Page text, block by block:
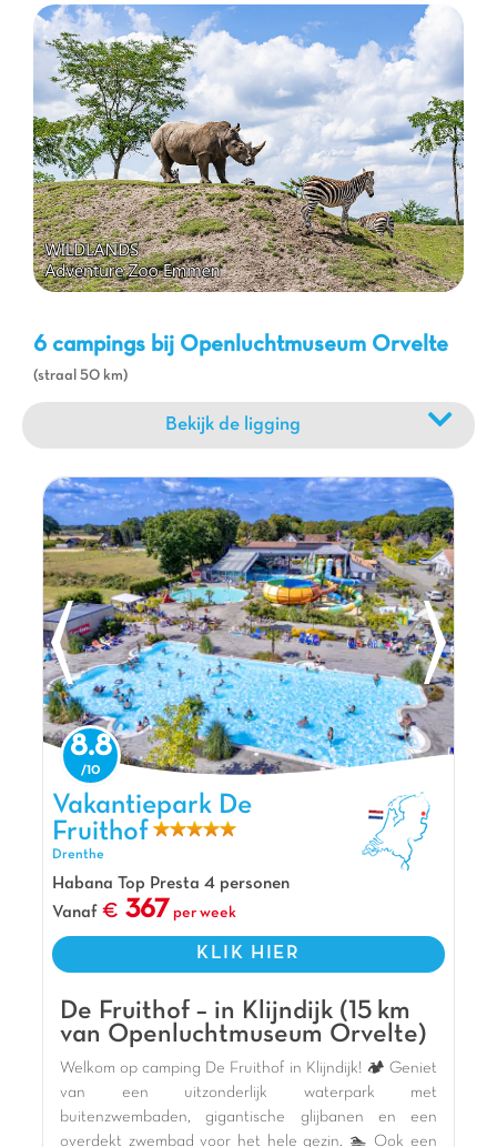
pittoreske dorpjes, ontdek de prehistorische hunebedden, of
geniet van de vele gezinsattracties in de omgeving. Of u nu van
natuur, geschiedenis of spanning houdt, Drenthe biedt een
diversiteit aan ervaringen. Onze Capfun campings zijn perfect
gelegen om u optimaal van al deze mogelijkheden te laten
genieten, en garanderen een complete en vermakelijke
vakantie voor het hele gezin, met de nadruk op comfort en
gezelligheid.
6 campings bij Openluchtmuseum Orvelte
(straal 50 km)
Vakantiepark De Fruithof, Vakantiepark Drenthe
8.8
Vakantiepark De
Fruithof
Drenthe
Habana Top Presta 4 personen
Vanaf
367 per week
KLIK HIER
De Fruithof – in Klijndijk (15 km
van Openluchtmuseum Orvelte)
Welkom op camping De Fruithof in Klijndijk! 🏕️ Geniet
van een uitzonderlijk waterpark met
buitenzwembaden, gigantische glijbanen en een
overdekt zwembad voor het hele gezin. 🏊 Ook een
Bekijk de ligging